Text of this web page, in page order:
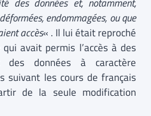
endommagées, ou que
accès« . Il lui était reproché
avait permis l’accès à des
des données à caractère
suivant les cours de français
de la seule modification